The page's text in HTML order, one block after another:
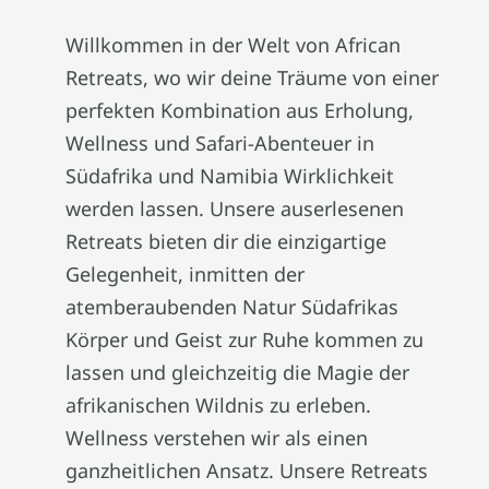
Willkommen in der Welt von African
Retreats, wo wir deine Träume von einer
perfekten Kombination aus Erholung,
Wellness und Safari-Abenteuer in
Südafrika und Namibia Wirklichkeit
werden lassen. Unsere auserlesenen
Retreats bieten dir die einzigartige
Gelegenheit, inmitten der
atemberaubenden Natur Südafrikas
Körper und Geist zur Ruhe kommen zu
lassen und gleichzeitig die Magie der
afrikanischen Wildnis zu erleben.
Wellness verstehen wir als einen
ganzheitlichen Ansatz. Unsere Retreats